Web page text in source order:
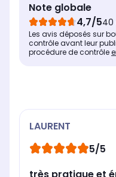
Dimensions l x h x p
11.2 x 27.2 x 28.6 cm
Note globale
4,7/540
Les avis déposés sur
contrôle avant leur
procédure de contrôle
LAURENT
5/5
très pratique et